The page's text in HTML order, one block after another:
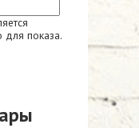
для показа.